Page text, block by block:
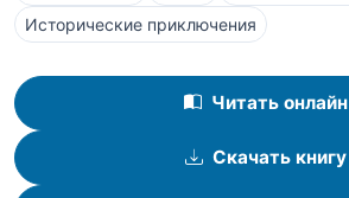
Исторические приключения
Читать онлайн
Скачать книгу